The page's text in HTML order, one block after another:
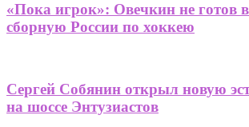
«Пока игрок»: Овечкин не готов
сборную России по хоккею
Сергей Собянин открыл новую
на шоссе Энтузиастов